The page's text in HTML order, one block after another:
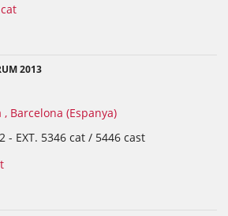
2013
Barcelona (Espanya)
- EXT. 5346 cat / 5446 cast